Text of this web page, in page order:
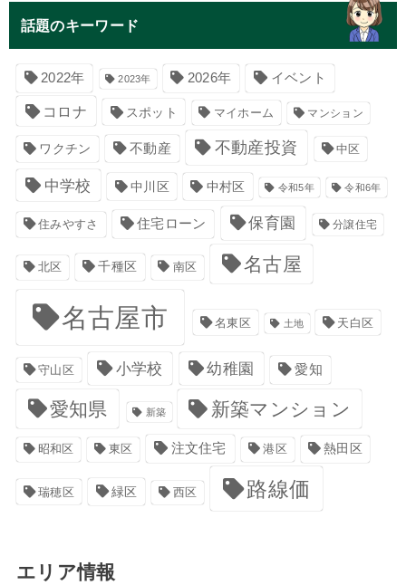
話題のキーワード
2022年 2023年 2026年 イベント
コロナ スポット マイホーム マンション
ワクチン 不動産 不動産投資 中区
中学校 中川区 中村区 令和5年 令和6年
住みやすさ 住宅ローン 保育園 分譲住宅
北区 千種区 南区 名古屋
名古屋市 名東区 土地 天白区
守山区 小学校 幼稚園 愛知
愛知県 新築 新築マンション
昭和区 東区 注文住宅 港区 熱田区
瑞穂区 緑区 西区 路線価
エリア情報